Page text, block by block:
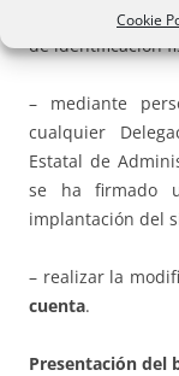
Cookie
13 ó 901 200
de identificación
– mediante
cualquier
Estatal de
se ha firmado
implantación del
– realizar la
cuenta.
Presentación del